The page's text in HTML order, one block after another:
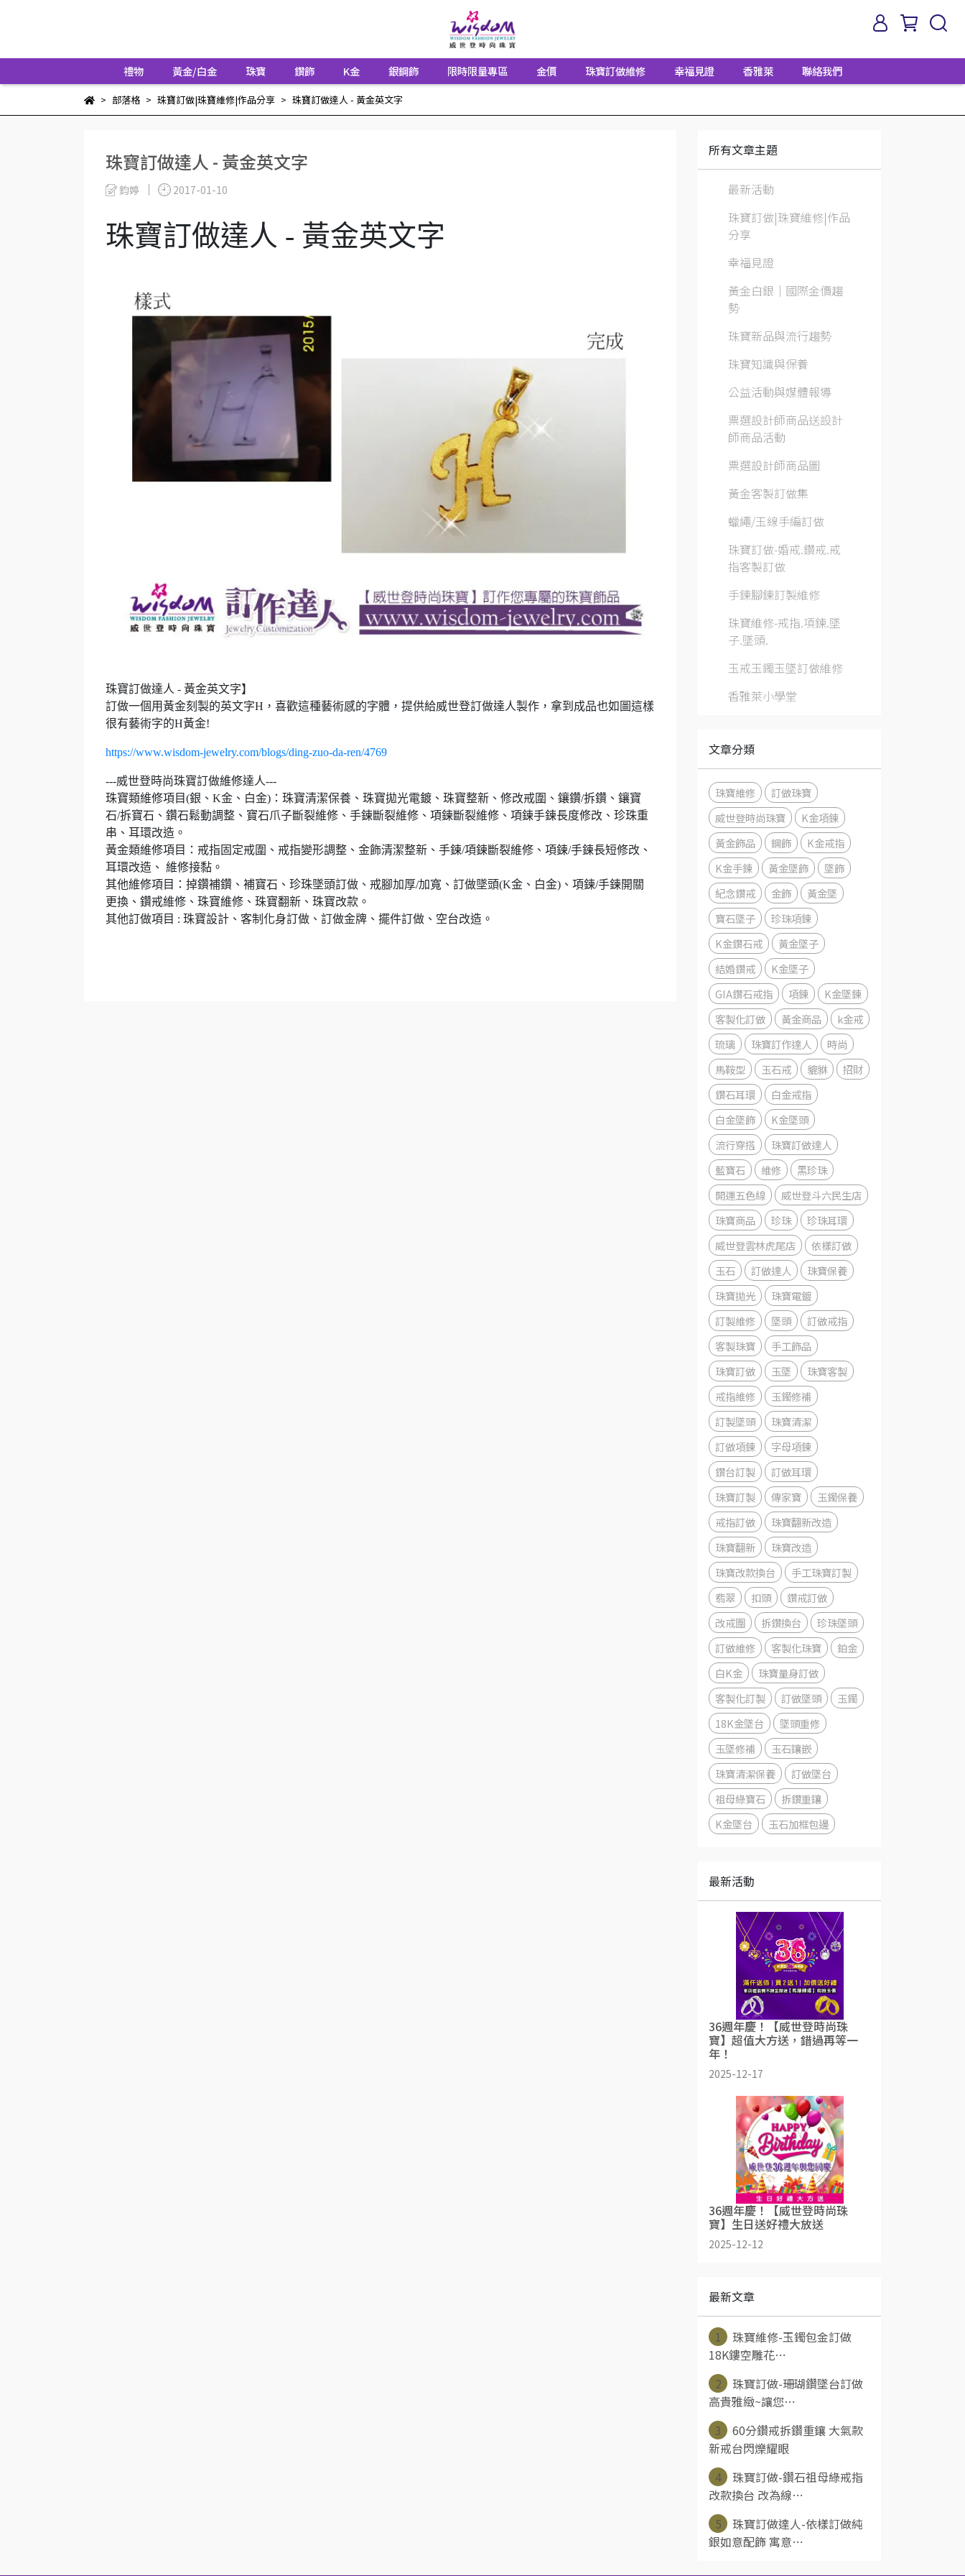
禮物 黃金/白金 珠寶 鑽飾 K金 銀鋼飾 限時限量專區 金價 珠寶訂做維修 幸福見證 香雅萊 聯絡我們
部落格 珠寶訂做|珠寶維修|作品分享 珠寶訂做達人 - 黃金英文字
珠寶訂做達人 - 黃金英文字
鈞婷 2017-01-10
珠寶訂做達人 - 黃金英文字
珠寶訂做達人 - 黃金英文字】
訂做一個用黃金刻製的英文字H，喜歡這種藝術感的字體，提供給威世登訂做達人製作，拿到成品也如圖這樣
很有藝術字的H黃金!
https://www.wisdom-jewelry.com/blogs/ding-zuo-da-ren/4769
---威世登時尚珠寶訂做維修達人---
珠寶類維修項目(銀、K金、白金)：珠寶清潔保養、珠寶拋光電鍍、珠寶整新、修改戒圍、鑲鑽/拆鑽、鑲寶
石/拆寶石、鑽石鬆動調整、寶石爪子斷裂維修、手鍊斷裂維修、項鍊斷裂維修、項鍊手鍊長度修改、珍珠重
串、耳環改造。
黃金類維修項目：戒指固定戒圍、戒指變形調整、金飾清潔整新、手鍊/項鍊斷裂維修、項鍊/手鍊長短修改、
耳環改造、 維修接黏。
其他維修項目：掉鑽補鑽、補寶石、珍珠墜頭訂做、戒腳加厚/加寬、訂做墜頭(K金、白金)、項鍊/手鍊開關
更換、鑽戒維修、珠寶維修、珠寶翻新、珠寶改款。
其他訂做項目 : 珠寶設計、客制化身訂做、訂做金牌、擺件訂做、空台改造。
所有文章主題
最新活動
珠寶訂做|珠寶維修|作品
分享
幸福見證
黃金白銀│國際金價趨
勢
珠寶新品與流行趨勢
珠寶知識與保養
公益活動與媒體報導
票選設計師商品送設計
師商品活動
票選設計師商品圖
黃金客製訂做集
蠟繩/玉線手編訂做
珠寶訂做-婚戒.鑽戒.戒
指客製訂做
手鍊腳鍊訂製維修
珠寶維修-戒指.項鍊.墜
子.墜頭.
玉戒玉鐲玉墜訂做維修
香雅萊小學堂
文章分類
珠寶維修
訂做珠寶
威世登時尚珠寶
K金項鍊
黃金飾品
鋼飾
K金戒指
K金手鍊
黃金墜飾
墜飾
紀念鑽戒
金飾
黃金墜
寶石墜子
珍珠項鍊
K金鑽石戒
黃金墜子
結婚鑽戒
K金墜子
GIA鑽石戒指
項鍊
K金墜鍊
客製化訂做
黃金商品
k金戒
琉璃
珠寶訂作達人
時尚
馬鞍型
玉石戒 貔貅
招財
鑽石耳環
白金戒指
白金墜飾
K金墜頭
流行穿搭
珠寶訂做達人
藍寶石
維修
黑珍珠
開運五色線
威世登斗六民生店
珠寶商品
珍珠
珍珠耳環
威世登雲林虎尾店
依樣訂做
玉石
訂做達人
珠寶保養
珠寶拋光
珠寶電鍍
訂製維修
墜頭
訂做戒指
客製珠寶
手工飾品
珠寶訂做
玉墜
珠寶客製
戒指維修
玉鐲修補
訂製墜頭
珠寶清潔
訂做項鍊
字母項鍊
鑽台訂製
訂做耳環
珠寶訂製
傳家寶
玉鐲保養
戒指訂做
珠寶翻新改造
珠寶翻新
珠寶改造
珠寶改款換台
手工珠寶訂製
翡翠
扣頭
鑽戒訂做
改戒圍
拆鑽換台
珍珠墜頭
訂做維修
客製化珠寶
鉑金
白K金
珠寶量身訂做
客製化訂製
訂做墜頭
玉鐲
18K金墜台
墜頭重修
玉墜修補
玉石鑲嵌
珠寶清潔保養
訂做墜台
祖母綠寶石
拆鑽重鑲
K金墜台
玉石加框包邊
最新活動
36週年慶！【威世登時尚珠
寶】超值大方送，錯過再等一
年！
2025-12-17
36週年慶！【威世登時尚珠
寶】生日送好禮大放送
2025-12-12
最新文章
1
珠寶維修-玉鐲包金訂做
18K鏤空雕花⋯
2
珠寶訂做-珊瑚鑽墜台訂做
高貴雅緻~讓您⋯
3
60分鑽戒拆鑽重鑲 大氣款
新戒台閃爍耀眼
4
珠寶訂做-鑽石祖母綠戒指
改款換台 改為線⋯
5
珠寶訂做達人-依樣訂做純
銀如意配飾 寓意⋯